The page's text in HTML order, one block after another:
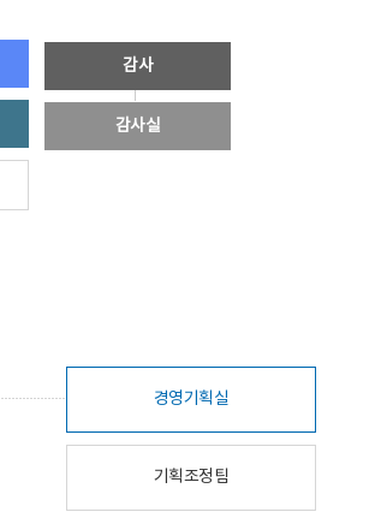
감사
감사실
경영기획실
기획조정팀